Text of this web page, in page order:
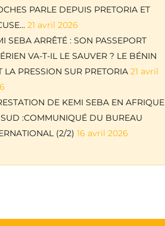
PARLE DEPUIS PRETORIA ET
21 avril 2026
SEBA ARRÊTÉ : SON PASSEPORT
VA-T-IL LE SAUVER ? LE BÉNIN
LA PRESSION SUR PRETORIA 21 avril
DE KEMI SEBA EN AFRIQUE
:COMMUNIQUÉ DU BUREAU
(2/2) 16 avril 2026